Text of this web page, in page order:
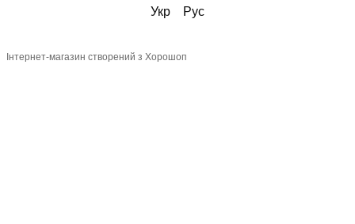
Укр Рус
Інтернет-магазин створений з Хорошоп